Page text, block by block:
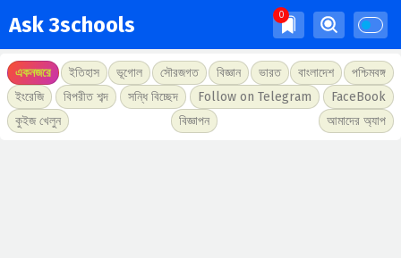
Ask 3schools
একনজরে ইতিহাস ভূগোল সৌরজগত বিজ্ঞান ভারত বাংলাদেশ
পশ্চিমবঙ্গ
ইংরেজি
বিপরীত শব্দ সন্ধি বিচ্ছেদ Follow on Telegram
FaceBook
কুইজ খেলুন
বিজ্ঞাপন আমাদের অ্যাপ